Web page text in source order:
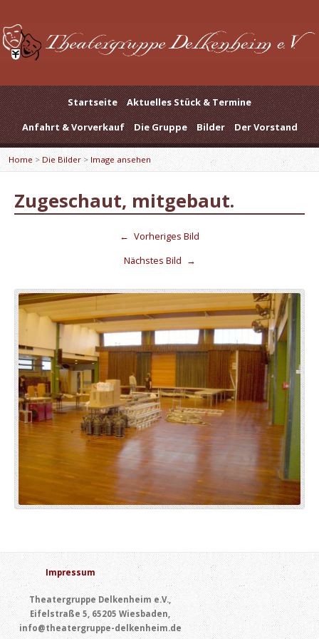
Startseite
Aktuelles Stück & Termine
Anfahrt & Vorverkauf
Die Gruppe Bilder Der Vorstand
Home > Die Bilder> Image ansehen
Zugeschaut, mitgebaut.
← Vorheriges Bild
Nächstes Bild →
Impressum
Theatergruppe Delkenheim e.V.,
Eifelstraße 5, 65205 Wiesbaden,
info@theatergruppe-delkenheim.de